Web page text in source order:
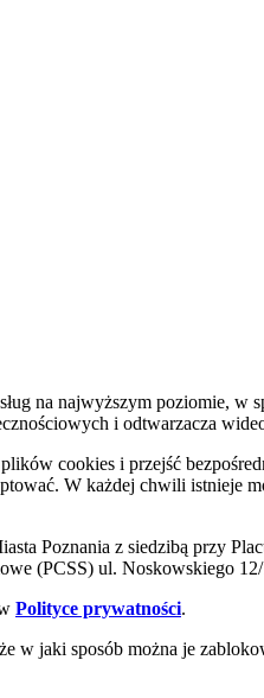
na najwyższym poziomie,
i odtwarzacza
cookies i przejść
W każdej chwili
Poznania z siedzibą przy
(PCSS) ul. Noskowskiego
Polityce prywatności.
w jaki sposób można je